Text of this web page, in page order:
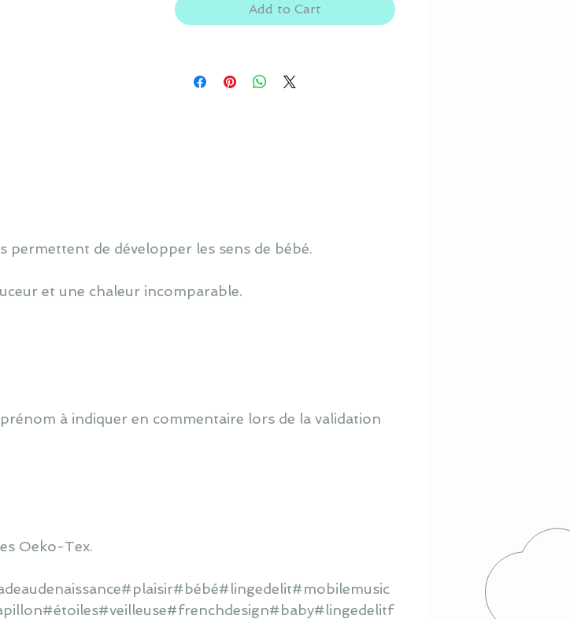
Add to Cart
permettent de développer les sens de bébé.
et une chaleur incomparable.
à indiquer en commentaire lors de la validation
Oeko-Tex.